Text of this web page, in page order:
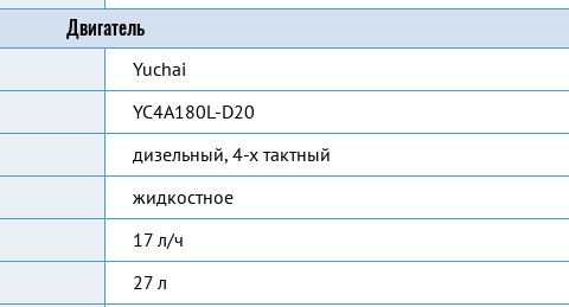
Двигатель
Yuchai
YC4A180L-D20
дизельный, 4-х тактный
жидкостное
17 л/ч
27 л